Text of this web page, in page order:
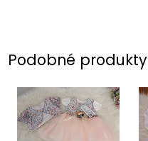
Podobné produkty